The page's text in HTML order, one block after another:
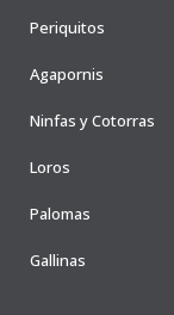
Periquitos
Agapornis
Ninfas y Cotorras
Loros
Palomas
Gallinas